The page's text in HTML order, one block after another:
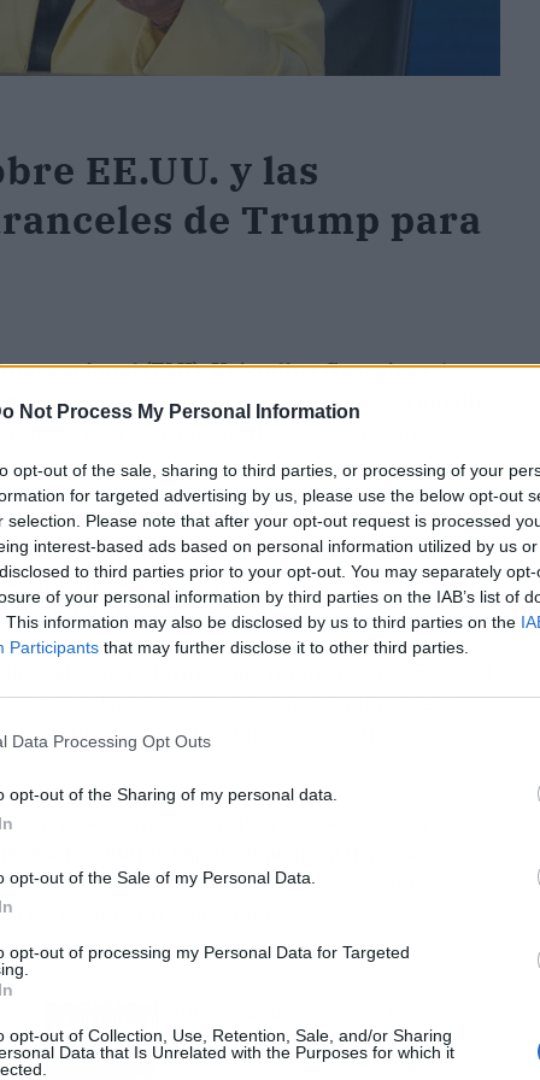
Not Process My Personal Information
opt-out of the sale, sharing to third parties, or processing of your
for targeted advertising by us, please use the below opt-out
selection. Please note that after your opt-out request is processed
interest-based ads based on personal information utilized by us
to third parties prior to your opt-out. You may separately
of your personal information by third parties on the IAB’s list of
This information may also be disclosed by us to third parties on the
Participants that may further disclose it to other third parties.
Data Processing Opt Outs
opt-out of the Sharing of my personal data.
opt-out of the Sale of my Personal Data.
opt-out of processing my Personal Data for Targeted
opt-out of Collection, Use, Retention, Sale, and/or Sharing
Data that Is Unrelated with the Purposes for which it
EE.UU. y las
de Trump para
(FMI), Kristalina Georgieva, ha
anunciados por la Administración de
"representan un riesgo significativo"
macroeconómicas de las medidas
un riesgo significativo para las
lento. Es importante evitar medidas
mundial", reza un comunicado.
evaluación durante las reuniones del FMI y el
Unidos y a sus socios comerciales a
tensiones comerciales y reducir la
un nuevo arancel universal del diez por
barreras comerciales injustas hacia
estrategia proteccionista.
asociación empresarial del sector de
ensayos, inspección y certificación